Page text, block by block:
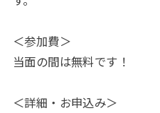
＜参加費＞
当面の間は無料です！
＜詳細・お申込み＞